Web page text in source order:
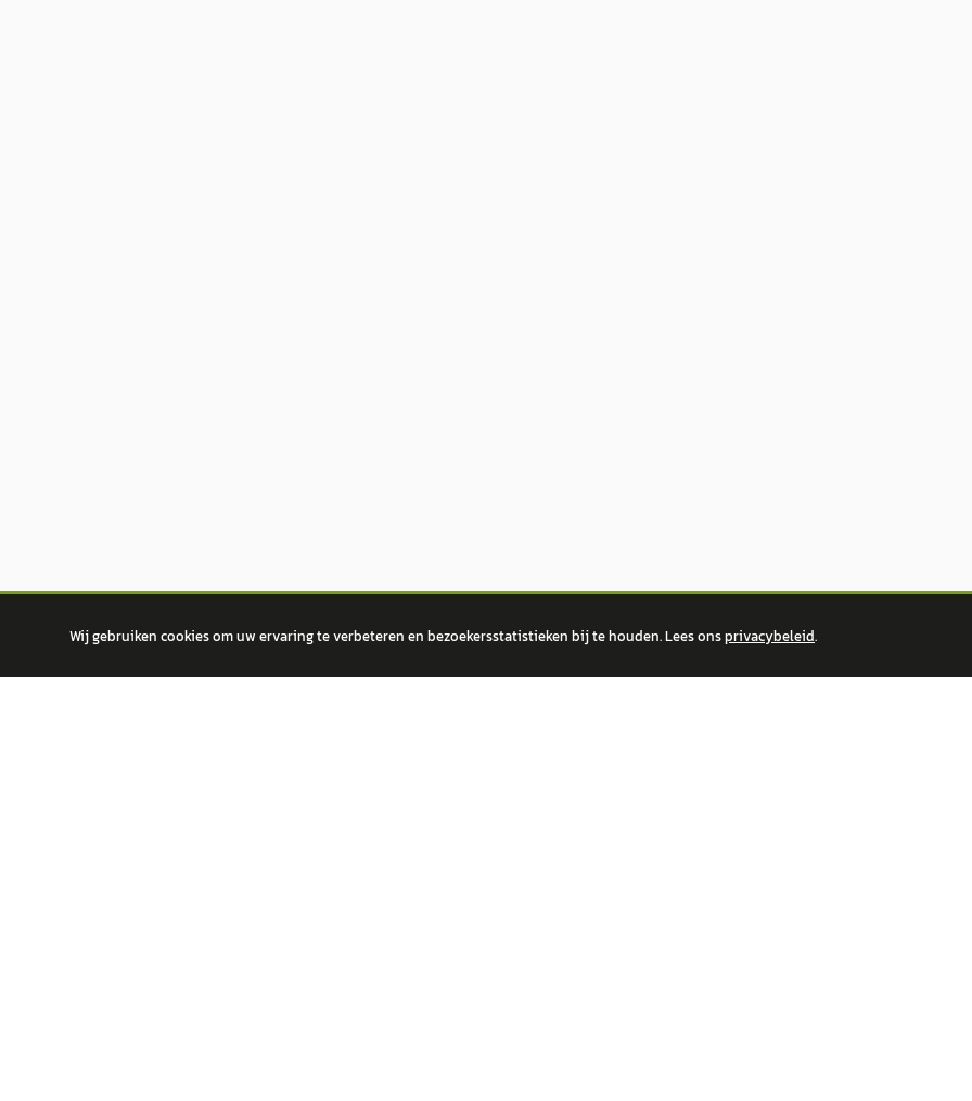
Wij gebruiken cookies om uw ervaring te verbeteren en bezoekersstatistieken bij te houden. Lees onsprivacybeleid.